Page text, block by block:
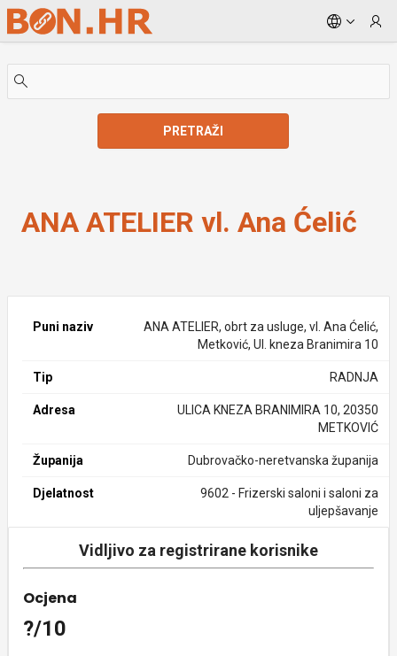
Skip to Main Content
PRETRAŽI
ANA ATELIER vl. Ana Ćelić
Puni naziv
ANA ATELIER, obrt za usluge, vl. Ana Ćelić,
Metković, Ul. kneza Branimira 10
Tip RADNJA
Adresa
ULICA KNEZA BRANIMIRA 10, 20350
METKOVIĆ
Županija Dubrovačko-neretvanska županija
Djelatnost
9602 - Frizerski saloni i saloni za
uljepšavanje
Vidljivo za registrirane korisnike
Ocjena
?/10